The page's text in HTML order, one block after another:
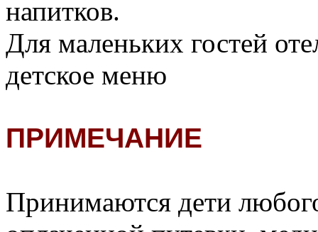
напитков.
Для маленьких гостей
детское меню
ПРИМЕЧАНИЕ
Принимаются дети